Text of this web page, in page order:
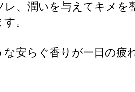
、潤いを与えてキメを
。
安らぐ香りが一日の疲